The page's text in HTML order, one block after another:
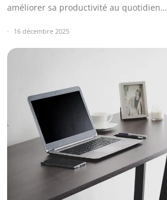
améliorer sa productivité au quotidien…
16 décembre 2025